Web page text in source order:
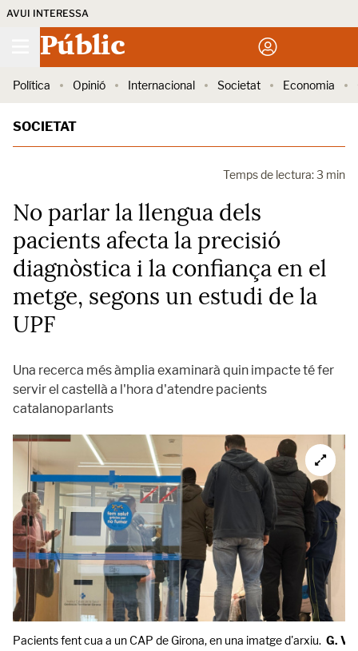
AVUI INTERESSA
Públic
Política Opinió Internacional Societat Economia
SOCIETAT
Temps de lectura: 3 min
No parlar la llengua dels
pacients afecta la precisió
diagnòstica i la confiança en el
metge, segons un estudi de la
UPF
Una recerca més àmplia examinarà quin impacte té fer
servir el castellà a l'hora d'atendre pacients
catalanoparlants
Pacients fent cua a un CAP de Girona, en una imatge d'arxiu. G.